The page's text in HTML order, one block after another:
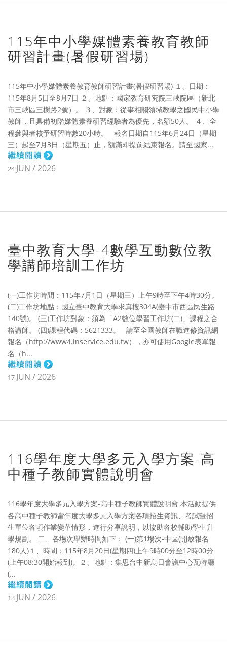
115年中小學媒體素養教育教師
研習計畫(暑假研習場)
115年中小學媒體素養教育教師研習計畫(暑假研習場) １、日期：
115年8月5日至8月7日 ２、地點：國家教育研究院三峽院區（新北
市三峽區三樹路2號）。 ３、對象：從事相關領域教學之國民中小學
教師，且具備初階媒體素養研習經驗者為優先，名額50人。 ４、全
程參與者核予研習時數20小時。 報名日期自115年6月24日（星期
三）起至7月3日（星期五）止，額滿即提前結束報名。請至國家...
24 JUN / 2026
臺中教育大學-4數學互動數位教
學講師培訓工作坊
(一)工作坊時間：115年7月1日（星期三）上午9時至下午4時30分。
(二)工作坊地點：國立臺中教育大學求真樓304A(臺中市西區民生路
140號)。 (三)工作坊對象：須為「A2數位學習工作坊(二)」課程之合
格講師。 (四)課程代碼：5621333。 請至全國教師在職進修資訊網
報名（http://www4.inservice.edu.tw），亦可使用Google表單報
名（h...
17 JUN / 2026
116學年度大學多元入學方案-高
中種子教師實體說明會
116學年度大學多元入學方案-高中種子教師實體說明會 本活動提供
各高中種子教師當年度大學多元入學方案各項招生資訊、考試暨招
生單位各項作業變革情形，進行分享說明，以協助各校輔助學生升
學規劃。 二、各場次舉辦時間如下： (一)第1場次-中區(開放報名
180人)１、時間：115年8月20日(星期四)上午9時00分至12時00分
(上午08:30開始報到)。２、地點：集思台中新烏日會議中心瓦特廳
(...
13 JUN / 2026